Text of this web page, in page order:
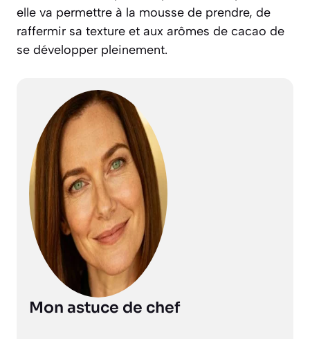
elle va permettre à la mousse de prendre, de
raffermir sa texture et aux arômes de cacao de
se développer pleinement.
Mon astuce de chef